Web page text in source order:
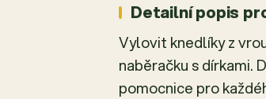
Detailní popis
Vylovit knedlíky z
naběračku s dírkami.
pomocnice pro